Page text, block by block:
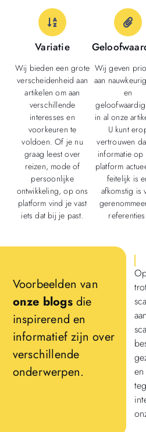
Variatie
Wij bieden een grote
verscheidenheid aan
artikelen om aan
verschillende
interesses en
voorkeuren te
voldoen. Of je nu
graag leest over
reizen, mode of
persoonlijke
ontwikkeling, op ons
platform vind je vast
iets dat bij je past.
Wij geven
aan
en
in al onze
U kunt
vertrouwen
informatie op
platform
feitelijk is
afkomstig is
Voorbeelden van
onze blogsdie
inspirerend en
informatief zijn over
verschillende
onderwerpen.